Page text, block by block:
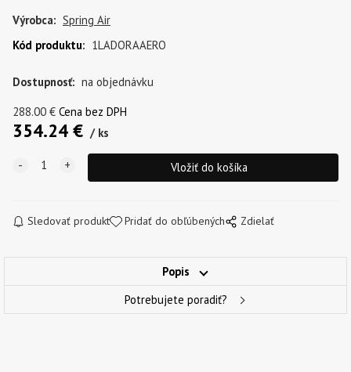
Výrobca: Spring Air
Kód produktu: 1LADORAAERO
Dostupnosť: na objednávku
288.00€ Cena bez DPH
354.24€ ks
Sledovať produkt Pridať do obľúbených Zdielať
Popis
Potrebujete poradiť?